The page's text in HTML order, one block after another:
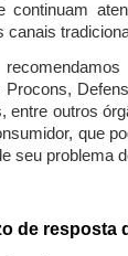
continuam
canais
Procons,
entre outros
que
seu problema
de resposta